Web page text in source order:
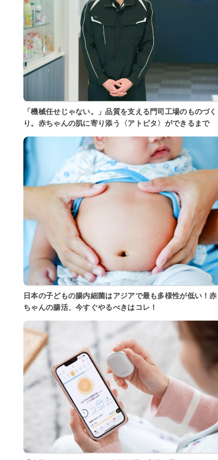
「機械任せじゃない。」品質を支える門司工場のものづく
り。赤ちゃんの肌に寄り添う〈アトピタ〉ができるまで
日本の子どもの腸内細菌はアジアで最も多様性が低い！赤
ちゃんの腸活、今すぐやるべきはコレ！